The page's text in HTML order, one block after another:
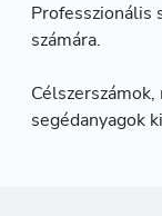
Professzionális
számára.
segédanyagok